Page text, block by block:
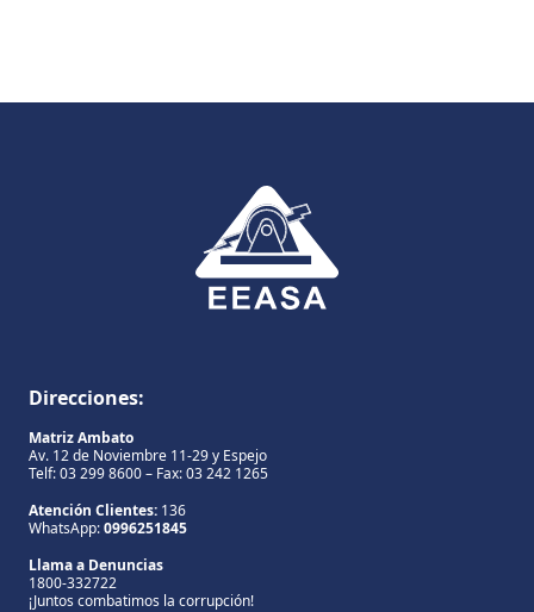
Direcciones:
Matriz Ambato
Av. 12 de Noviembre 11-29 y Espejo
Telf: 03 299 8600 – Fax: 03 242 1265
Atención Clientes: 136
WhatsApp:0996251845
Llama a Denuncias
1800-332722
¡Juntos combatimos la corrupción!